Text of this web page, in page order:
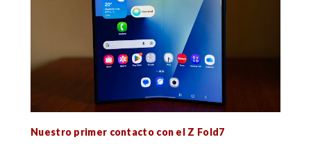
Nuestro primer contacto con el Z Fold7